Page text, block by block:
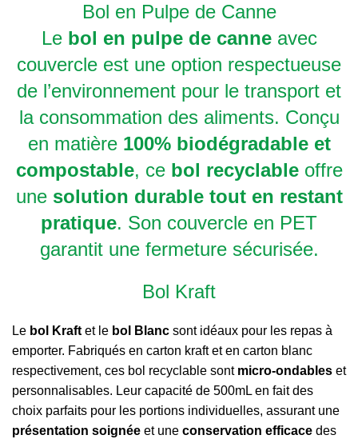
Bol en Pulpe de Canne
Le bol en pulpe de canneavec
couvercle est une option respectueuse
de l’environnement pour le transport et
la consommation des aliments. Conçu
en matière 100% biodégradable et
compostable, ce bol recyclableoffre
une solution durable tout en restant
pratique. Son couvercle en PET
garantit une fermeture sécurisée.
Bol Kraft
Le bol Kraft et le bol Blanc sont idéaux pour les repas à
emporter. Fabriqués en carton kraft et en carton blanc
respectivement, ces bol recyclable sont micro-ondables et
personnalisables. Leur capacité de 500mL en fait des
choix parfaits pour les portions individuelles, assurant une
présentation soignée et une conservation efficace des